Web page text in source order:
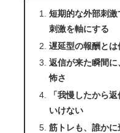
短期的な外部刺
刺激を軸にする
遅延型の報酬とは
返信が来た瞬間に
怖さ
「我慢したから
いけない
筋トレも、誰か